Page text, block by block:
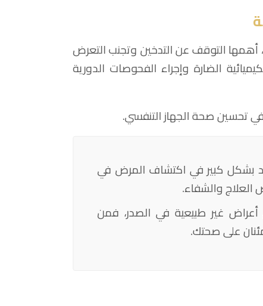
أهمها التوقف عن التدخين وتجنب التعرض
الضارة وإجراء الفحوصات الدورية
تحسين صحة الجهاز التنفسي.
بشكل كبير في اكتشاف المرض في
والشفاء.
غير طبيعية في الصدر، فمن
على صحتك.